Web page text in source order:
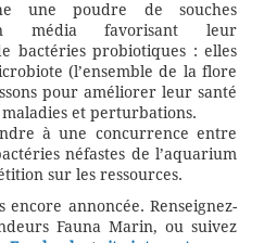
une poudre de souches
média favorisant leur
bactéries probiotiques : elles
(l’ensemble de la flore
pour améliorer leur santé
et perturbations.
à une concurrence entre
néfastes de l’aquarium
sur les ressources.
encore annoncée. Renseignez-
Fauna Marin, ou suivez